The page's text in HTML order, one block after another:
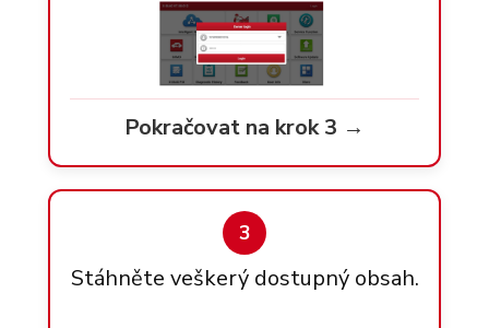
Pokračovat na krok 3 →
3
Stáhněte veškerý dostupný obsah.